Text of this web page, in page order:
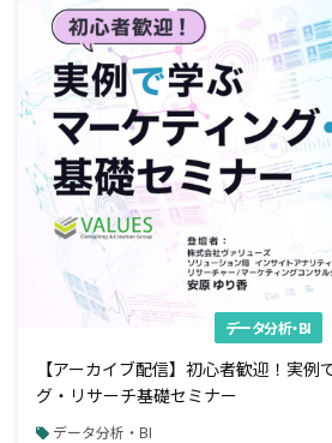
データ分析・BI
【アーカイブ配信】初心者歓迎！実例
グ・リサーチ基礎セミナー
データ分析・BI